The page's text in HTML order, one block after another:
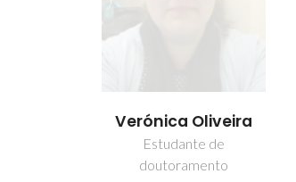
Verónica Oliveira
Estudante de
doutoramento